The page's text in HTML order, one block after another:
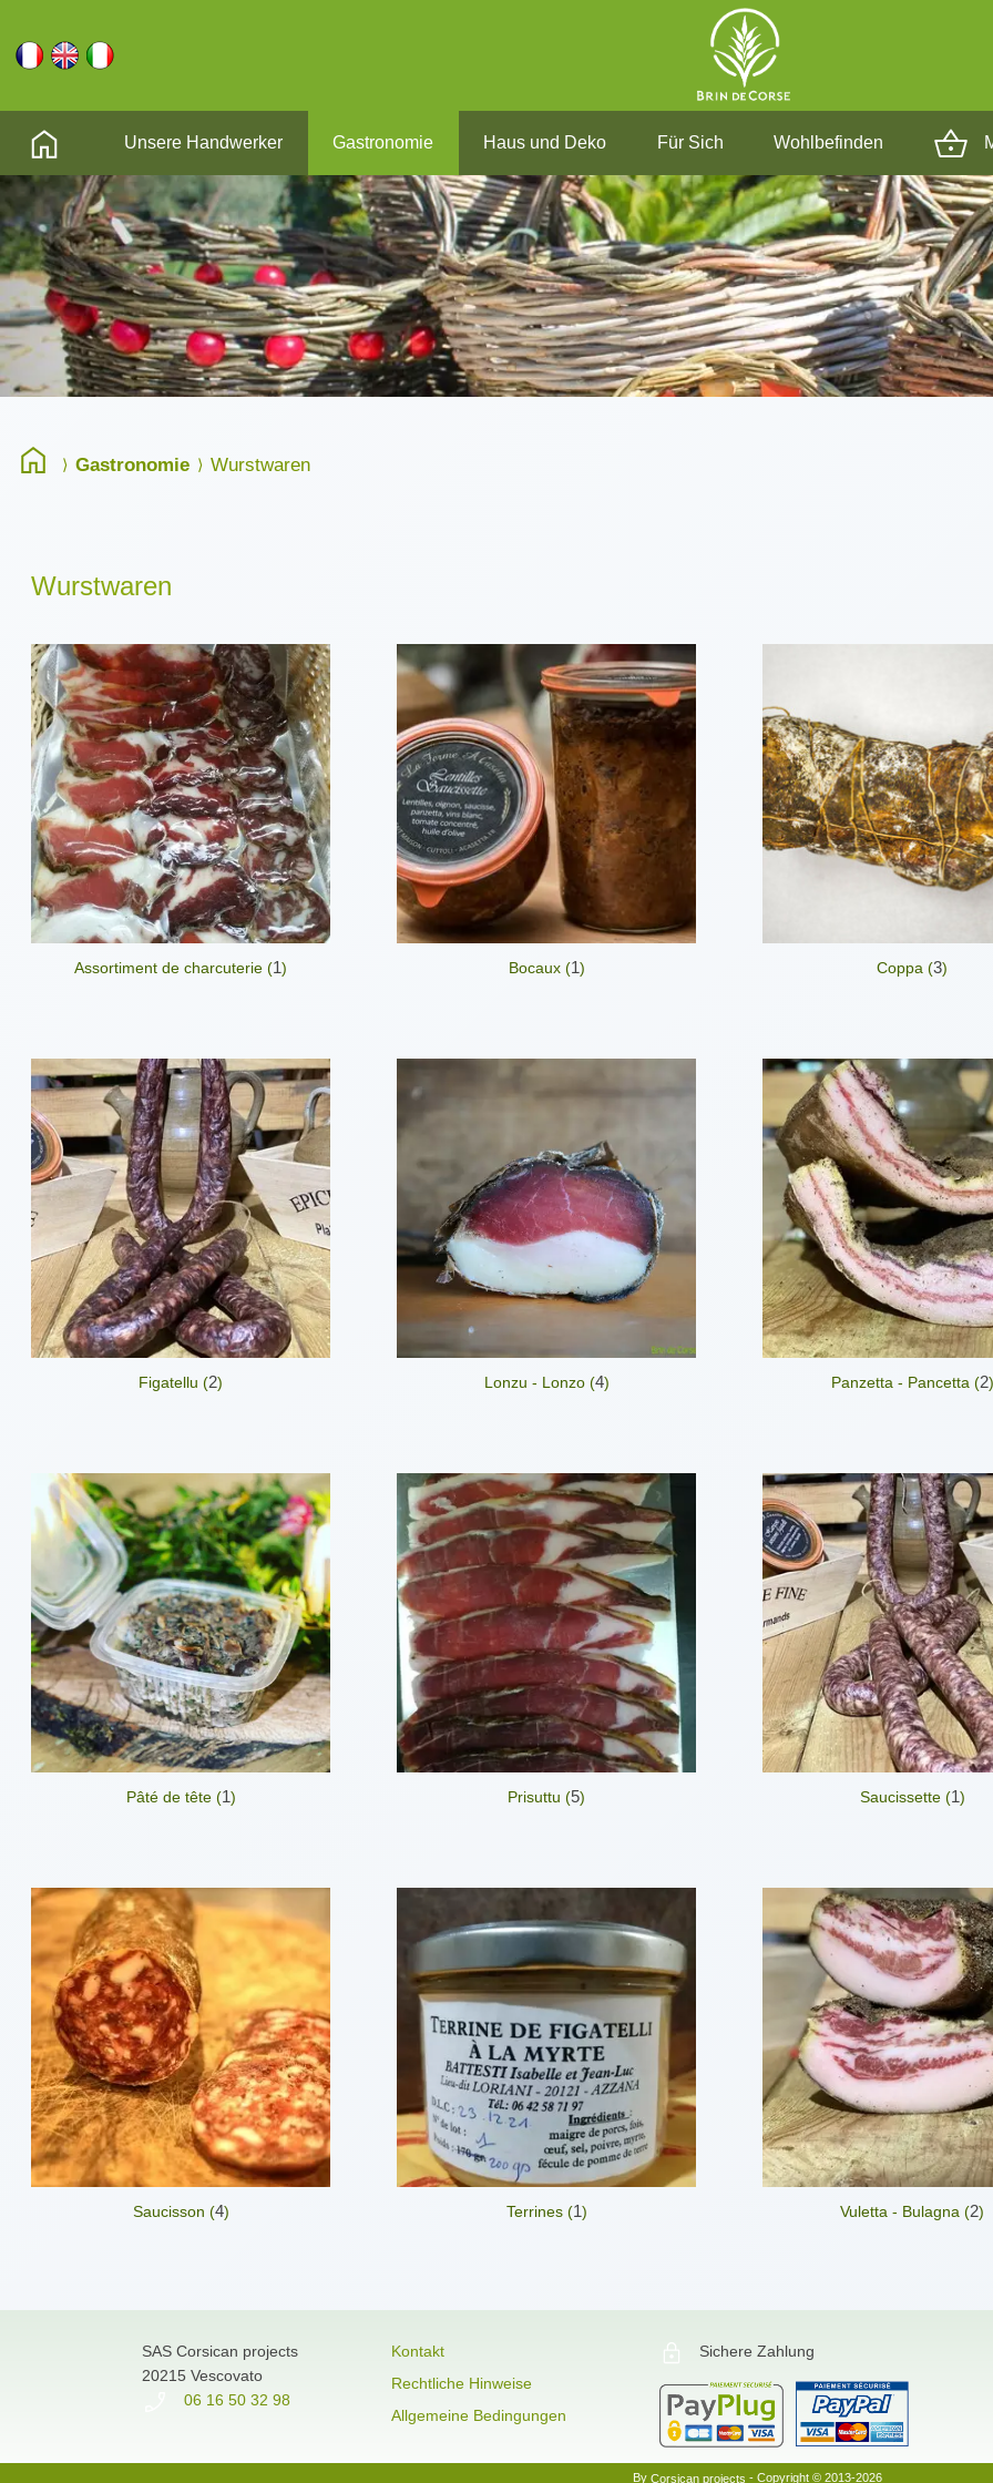
Unsere Handwerker Gastronomie Haus und Deko Für Sich Wohlbefinden
Gastronomie Wurstwaren
Wurstwaren
Assortiment de charcuterie (1) Bocaux (1) Coppa (3)
Figatellu (2) Lonzu - Lonzo (4) Panzetta - Pancetta (2)
Pâté de tête (1) Prisuttu (5) Saucissette (1)
Saucisson (4) Terrines (1) Vuletta - Bulagna (2)
SAS Corsican projects
20215 Vescovato
06 16 50 32 98
Kontakt
Rechtliche Hinweise
Allgemeine Bedingungen
Sichere Zahlung
By Corsican projects - Copyright © 2013-2026